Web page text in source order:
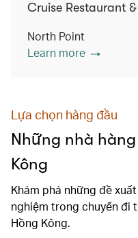
Cruise Restaurant
North Point
Learn more
Lựa chọn hàng đầu
Những nhà
Kông
Khám phá những đề
nghiệm trong chuyến đi
Hồng Kông.